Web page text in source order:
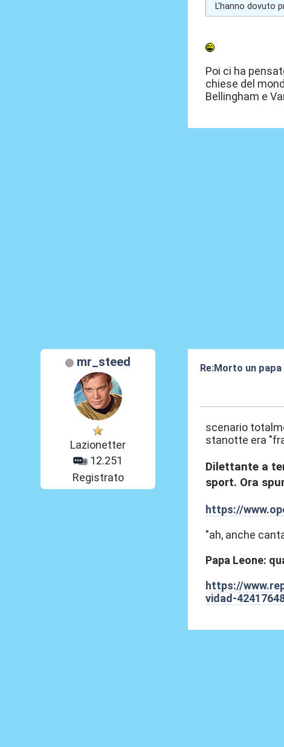
L'hanno dovuto
Poi ci ha
chiese del
Bellingham e
mr_steed
Lazionetter
12.251
Registrato
Re:Morto un
scenario
stanotte era
Dilettante a
sport. Ora
https://
"ah, anche
Papa Leone:
https://
vidad-